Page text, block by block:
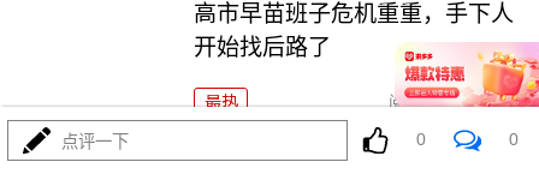
高市早苗班子危机重重，手下人
开始找后路了
最热 阅读 14292
导弹雨落，F35折翼：中东这盘棋，美利坚咋整
点评一下 0 0